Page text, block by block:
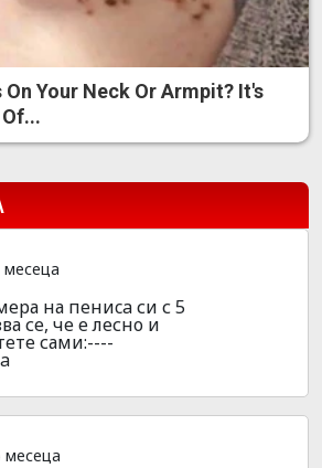
Your Neck Or Armpit? It's
на пeниca си с 5
се, че е лесно и
сами:----
месеца